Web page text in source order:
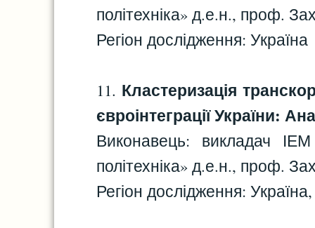
політехніка» д.е.н., проф.
Регіон дослідження: Україна
11. Кластеризація
євроінтеграції України:
Виконавець: викладач
політехніка» д.е.н., проф.
Регіон дослідження: Україна,